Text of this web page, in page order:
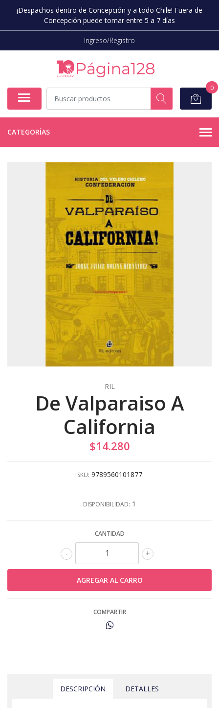
¡Despachos dentro de Concepción y a todo Chile! Fuera de
Concepción puede tomar entre 5 a 7 días
Ingreso/Registro
0
CATEGORÍAS
RIL
De Valparaiso A
California
$14.280
SKU: 9789560101877
DISPONIBILIDAD: 1
CANTIDAD
+
-
COMPARTIR
DESCRIPCIÓN DETALLES